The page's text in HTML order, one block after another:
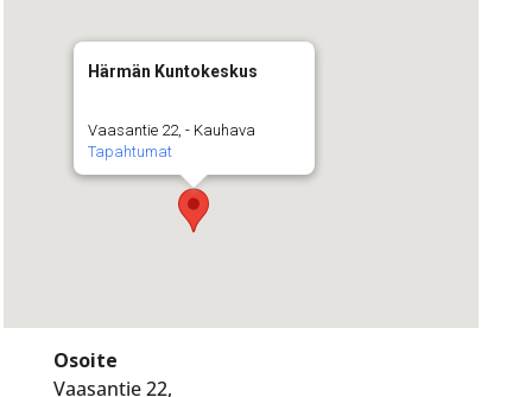
Härmän Kuntokeskus
Vaasantie 22, - Kauhava
Tapahtumat
Osoite
Vaasantie 22,